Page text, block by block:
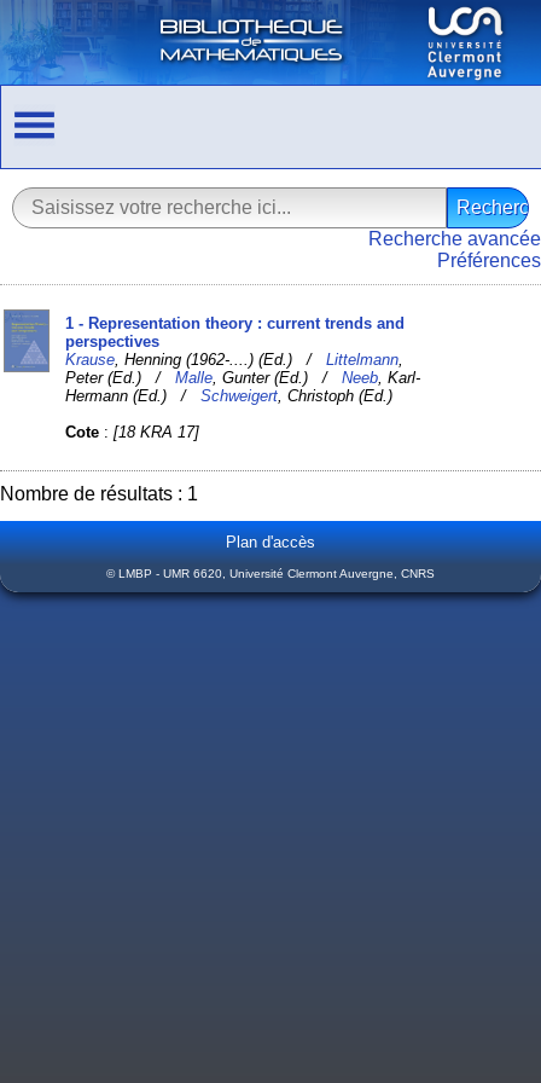
Recherche avancée
Préférences
1 - Representation theory : current trends and
perspectives
Krause , Henning (1962-....) (Ed.) /Littelmann
Peter (Ed.) /Malle , Gunter (Ed.) /Neeb , Karl-
Hermann (Ed.) /Schweigert , Christoph (Ed.)
Cote :[18 KRA 17]
Nombre de résultats : 1
Plan d'accès
© LMBP - UMR 6620, Université Clermont Auvergne, CNRS